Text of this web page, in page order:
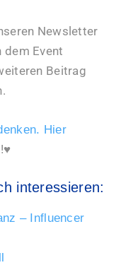
Newsletter
dem Event
Beitrag
Hier
!♥
interessieren:
– Influencer